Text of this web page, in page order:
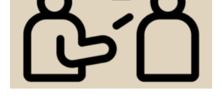
阿拉伯语
阿尔巴尼亚语
塞尔维亚语 柬埔寨语